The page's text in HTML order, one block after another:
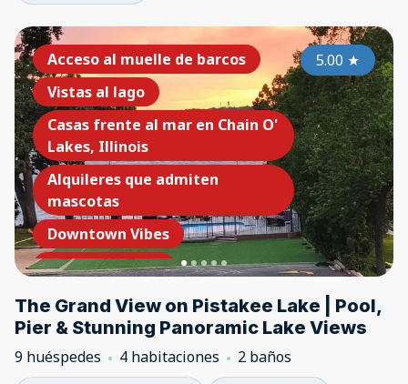
Acceso al muelle de barcos
Vistas al lago
Casas frente al mar en Chain O'
Lakes, Illinois
Alquileres que admiten
mascotas
Downtown Vibes
Swimming Pool
5.00 ★
The Grand View on Pistakee Lake | Pool,
Pier & Stunning Panoramic Lake Views
9 huéspedes 4 habitaciones
2 baños